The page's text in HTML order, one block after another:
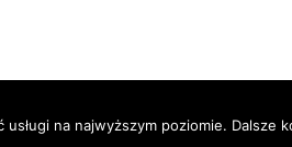
na najwyższym poziomie.